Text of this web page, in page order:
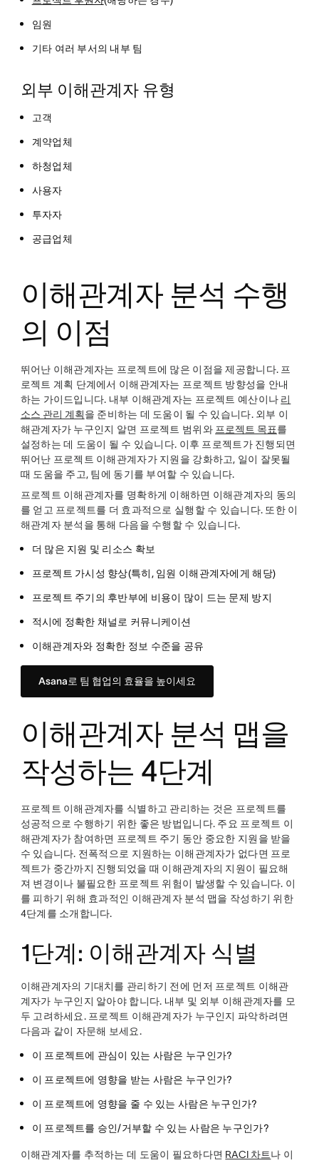
임원
기타 여러 부서의 내부 팀
외부 이해관계자 유형
고객
계약업체
하청업체
사용자
투자자
공급업체
이해관계자 분석 수행
의 이점
뛰어난 이해관계자는 프로젝트에 많은 이점을 제공합니다. 프
로젝트 계획 단계에서 이해관계자는 프로젝트 방향성을 안내
하는 가이드입니다. 내부 이해관계자는 프로젝트 예산이나 리
소스 관리 계획을 준비하는 데 도움이 될 수 있습니다. 외부 이
해관계자가 누구인지 알면 프로젝트 범위와 프로젝트 목표를
설정하는 데 도움이 될 수 있습니다. 이후 프로젝트가 진행되면
뛰어난 프로젝트 이해관계자가 지원을 강화하고, 일이 잘못될
때 도움을 주고, 팀에 동기를 부여할 수 있습니다.
프로젝트 이해관계자를 명확하게 이해하면 이해관계자의 동의
를 얻고 프로젝트를 더 효과적으로 실행할 수 있습니다. 또한 이
해관계자 분석을 통해 다음을 수행할 수 있습니다.
더 많은 지원 및 리소스 확보
프로젝트 가시성 향상(특히, 임원 이해관계자에게 해당)
프로젝트 주기의 후반부에 비용이 많이 드는 문제 방지
적시에 정확한 채널로 커뮤니케이션
이해관계자와 정확한 정보 수준을 공유
Asana로 팀 협업의 효율을 높이세요
이해관계자 분석 맵을
작성하는 4단계
프로젝트 이해관계자를 식별하고 관리하는 것은 프로젝트를
성공적으로 수행하기 위한 좋은 방법입니다. 주요 프로젝트 이
해관계자가 참여하면 프로젝트 주기 동안 중요한 지원을 받을
수 있습니다. 전폭적으로 지원하는 이해관계자가 없다면 프로
젝트가 중간까지 진행되었을 때 이해관계자의 지원이 필요해
져 변경이나 불필요한 프로젝트 위험이 발생할 수 있습니다. 이
를 피하기 위해 효과적인 이해관계자 분석 맵을 작성하기 위한
4단계를 소개합니다.
1단계: 이해관계자 식별
이해관계자의 기대치를 관리하기 전에 먼저 프로젝트 이해관
계자가 누구인지 알아야 합니다. 내부 및 외부 이해관계자를 모
두 고려하세요. 프로젝트 이해관계자가 누구인지 파악하려면
다음과 같이 자문해 보세요.
이 프로젝트에 관심이 있는 사람은 누구인가?
이 프로젝트에 영향을 받는 사람은 누구인가?
이 프로젝트에 영향을 줄 수 있는 사람은 누구인가?
이 프로젝트를 승인/거부할 수 있는 사람은 누구인가?
이해관계자를 추적하는 데 도움이 필요하다면 RACI 차트나 이